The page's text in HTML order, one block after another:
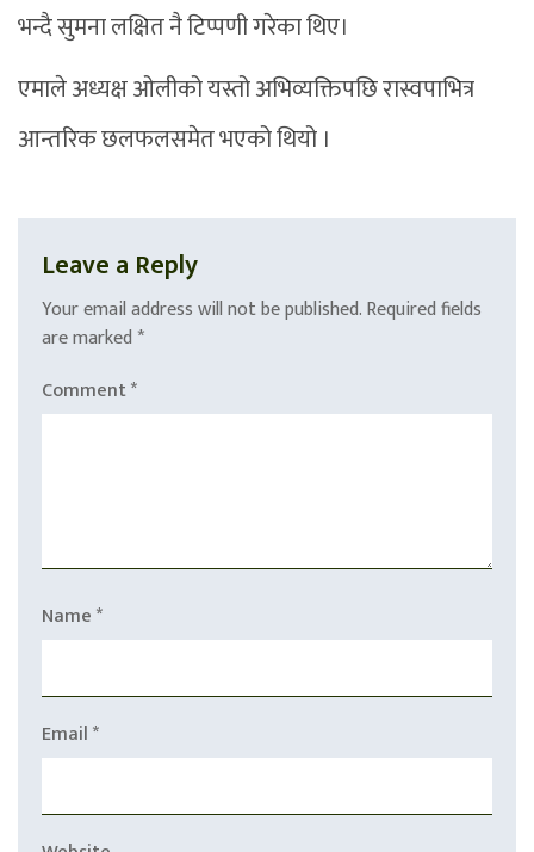
भन्दै सुमना लक्षित नै टिप्पणी गरेका थिए।
एमाले अध्यक्ष ओलीको यस्तो अभिव्यक्तिपछि रास्वपाभित्र
आन्तरिक छलफलसमेत भएको थियो ।
Leave a Reply
Your email address will not be published.Required fields
are marked *
Comment*
Name*
Email*